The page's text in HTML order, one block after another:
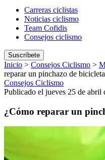
Carreras ciclistas
Noticias ciclismo
Team Cofidis
Consejos ciclismo
Suscríbete
Inicio > Consejos Ciclismo >
reparar un pinchazo de
Consejos Ciclismo
Publicado el jueves 25 de abril
¿Cómo reparar un